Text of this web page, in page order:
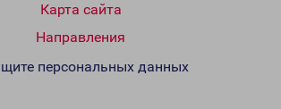
Карта сайта
Направления
персональных данных